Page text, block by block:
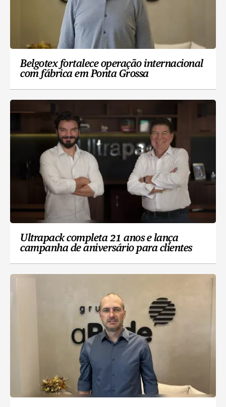
Belgotex fortalece operação internacional
com fábrica em Ponta Grossa
Ultrapack completa 21 anos e lança
campanha de aniversário para clientes